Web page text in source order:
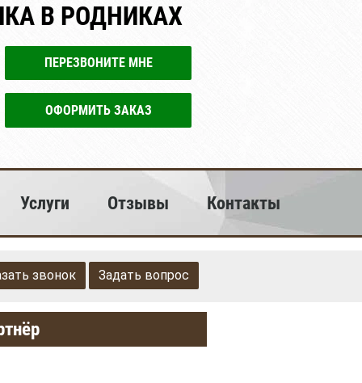
В РОДНИКАХ
ПЕРЕЗВОНИТЕ МНЕ
ОФОРМИТЬ ЗАКАЗ
Услуги Отзывы Контакты
звонок Задать вопрос